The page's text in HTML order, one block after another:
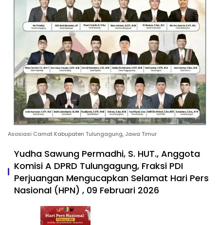
Asosiasi Camat Kabupaten Tulungagung, Jawa Timur
Yudha Sawung Permadhi, S. HUT., Anggota
Komisi A DPRD Tulungagung, Fraksi PDI
Perjuangan Mengucapkan Selamat Hari Pers
Nasional (HPN) , 09 Februari 2026